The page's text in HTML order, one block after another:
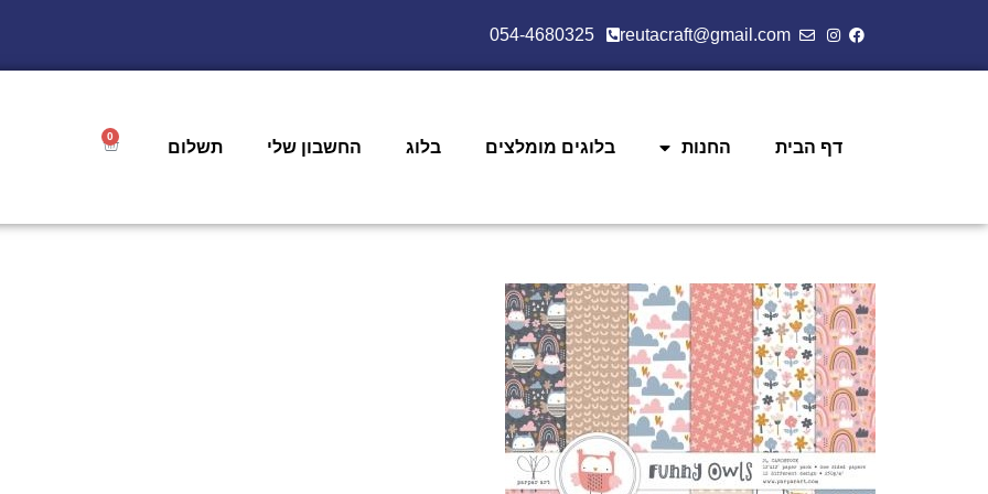
reutacraft@gmail.com
054-4680325
דף הבית החנות בלוגים מומלצים בלוג החשבון שלי תשלום
0